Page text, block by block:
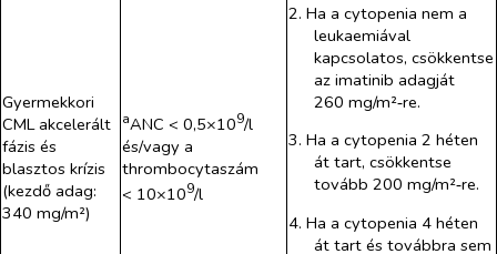
Gyermekkori
CML akcelerált
fázis és
blasztos krízis
(kezdő adag:
340 mg/m²)
aANC < 0,5×109/l
és/vagy a
thrombocytaszám
< 10×109/l
2. Ha a cytopenia nem a
leukaemiával
kapcsolatos, csökkentse
az imatinib adagját
260 mg/m²‑re.
3. Ha a cytopenia 2 héten
át tart, csökkentse
tovább 200 mg/m²‑re.
4. Ha a cytopenia 4 héten
át tart és továbbra sem